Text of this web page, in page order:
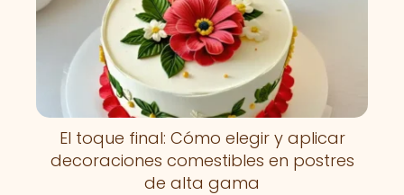
El toque final: Cómo elegir y aplicar
decoraciones comestibles en postres
de alta gama